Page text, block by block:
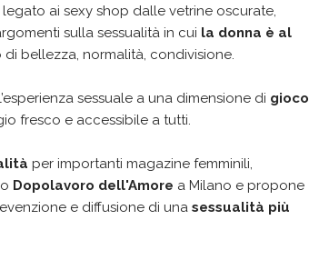
legato ai sexy shop dalle vetrine oscurate,
sulla sessualità in cui la donna è al
bellezza, normalità, condivisione.
sessuale a una dimensione di gioco
fresco e accessibile a tutti.
per importanti magazine femminili,
Dopolavoro dell'Amore a Milano e propone
e diffusione di una sessualità più